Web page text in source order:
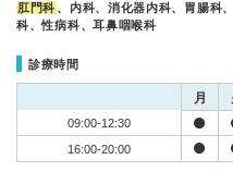
肛門科 、内科、消化器内科、胃腸科
科、性病科、耳鼻咽喉科
診療時間
月
09:00-12:30
16:00-20:00